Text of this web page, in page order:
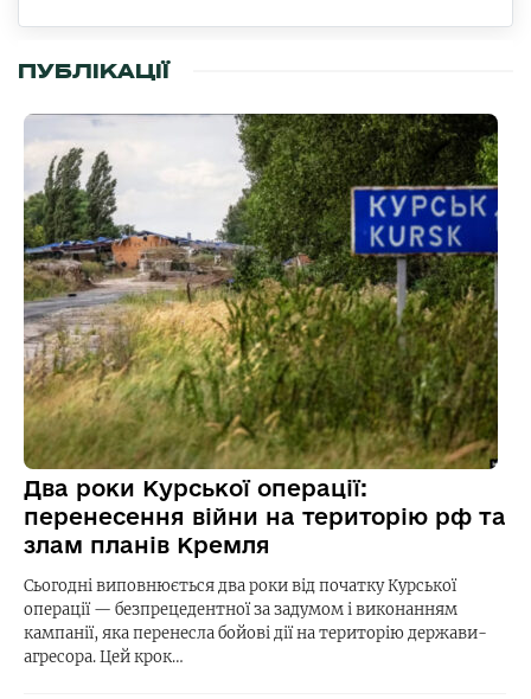
ПУБЛІКАЦІЇ
Два роки Курської операції:
перенесення війни на територію рф та
злам планів Кремля
Сьогодні виповнюється два роки від початку Курської
операції — безпрецедентної за задумом і виконанням
кампанії, яка перенесла бойові дії на територію держави-
агресора. Цей крок…